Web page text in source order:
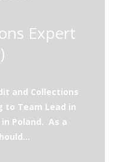
Expert
and Collections
to Team Lead in
in Poland. As a